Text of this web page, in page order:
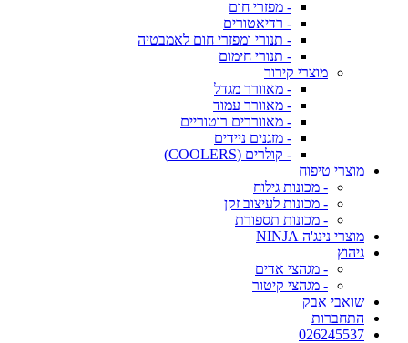
- מפזרי חום
- רדיאטורים
- תנורי ומפזרי חום לאמבטיה
- תנורי חימום
מוצרי קירור
- מאוורר מגדל
- מאוורר עמוד
- מאווררים רוטוריים
- מזגנים ניידים
- קולרים (COOLERS)
מוצרי טיפוח
- מכונות גילוח
- מכונות לעיצוב זקן
- מכונות תספורת
מוצרי נינג'ה NINJA
גיהוץ
- מגהצי אדים
- מגהצי קיטור
שואבי אבק
התחברות
026245537